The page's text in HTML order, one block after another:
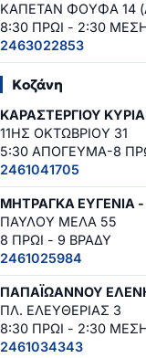
ΚΑΠΕΤΑΝ ΦΟΥΦΑ 14
8:30 ΠΡΩΙ - 2:30
2463022853
Κοζάνη
ΚΑΡΑΣΤΕΡΓΙΟΥ
11ΗΣ ΟΚΤΩΒΡΙΟΥ 31
5:30 ΑΠΟΓΕΥΜΑ-8
2461041705
ΜΗΤΡΑΓΚΑ ΕΥΓΕΝΙΑ
ΠΑΥΛΟΥ ΜΕΛΑ 55
8 ΠΡΩΙ - 9 ΒΡΑΔΥ
2461025984
ΠΑΠΑΪΩΑΝΝΟΥ
ΠΛ. ΕΛΕΥΘΕΡΙΑΣ 3
8:30 ΠΡΩΙ - 2:30
2461034343